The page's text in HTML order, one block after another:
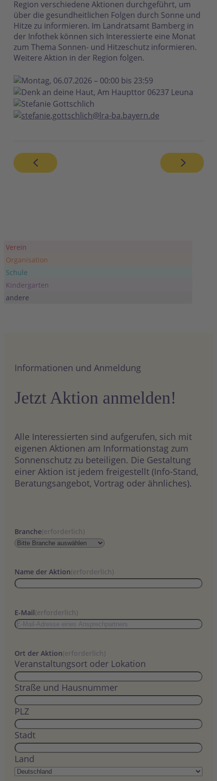
Region verschiedene Aktionen durchgeführt, um
über die gesundheitlichen Folgen durch Sonne und
Hitze zu informieren. Im Landratsamt Bamberg in
der Infothek können sich Interessierte eine Monat
zum Thema Sonnen- und Hitzeschutz informieren.
Weitere Aktion in der Region folgen.
Montag, 06.07.2026 – 00:00 bis 23:59
Denk an deine Haut, Am Haupttor 06237 Leuna
Stefanie Gottschlich
stefanie.gottschlich@lra-ba.bayern.de
Verein
Organisation
Schule
Kindergarten
andere
Informationen und Anmeldung
Jetzt Aktion anmelden!
Alle Interessierten sind aufgerufen, sich mit
eigenen Aktionen am Informationstag zum
Sonnenschutz zu beteiligen. Die Gestaltung
einer Aktion ist jedem freigestellt (Info-Stand,
Beratungsangebot, Vortrag oder ähnliches).
Branche(erforderlich)
Name der Aktion(erforderlich)
E-Mail(erforderlich)
Ort der Aktion(erforderlich)
Veranstaltungsort oder Lokation
Straße und Hausnummer
PLZ
Stadt
Land